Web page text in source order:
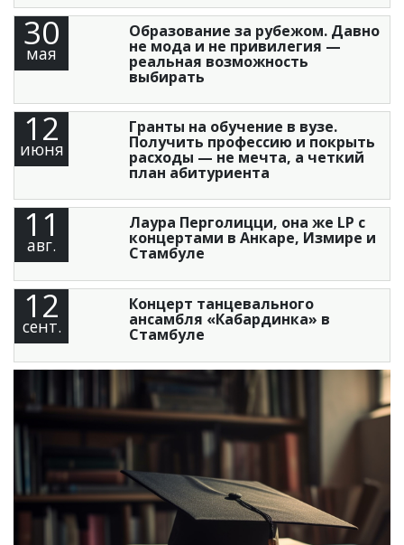
30
мая
Образование за рубежом. Давно
не мода и не привилегия —
реальная возможность
выбирать
12
июня
Гранты на обучение в вузе.
Получить профессию и покрыть
расходы — не мечта, а четкий
план абитуриента
11
авг.
Лаура Перголицци, она же LP с
концертами в Анкаре, Измире и
Стамбуле
12
сент.
Концерт танцевального
ансамбля «Кабардинка» в
Стамбуле